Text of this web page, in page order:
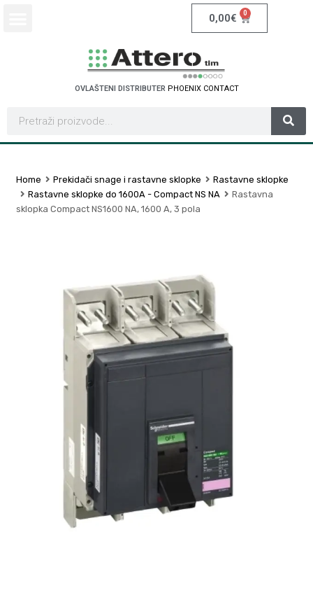
0,00€ 0
OVLAŠTENI DISTRIBUTER PHOENIX CONTACT
Home Prekidači snage i rastavne sklopke
Rastavne sklopke
Rastavne sklopke do 1600A - Compact NS NA
Rastavna
sklopka Compact NS1600 NA, 1600 A, 3 pola